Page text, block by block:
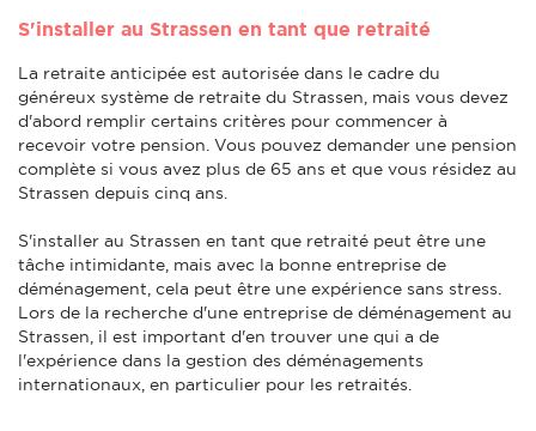
S'installer au Strassen en tant que retraité
La retraite anticipée est autorisée dans le cadre du
généreux système de retraite du Strassen, mais vous devez
d'abord remplir certains critères pour commencer à
recevoir votre pension. Vous pouvez demander une pension
complète si vous avez plus de 65 ans et que vous résidez au
Strassen depuis cinq ans.
S'installer au Strassen en tant que retraité peut être une
tâche intimidante, mais avec la bonne entreprise de
déménagement, cela peut être une expérience sans stress.
Lors de la recherche d'une entreprise de déménagement au
Strassen, il est important d'en trouver une qui a de
l'expérience dans la gestion des déménagements
internationaux, en particulier pour les retraités.